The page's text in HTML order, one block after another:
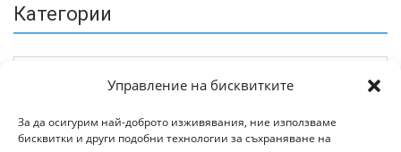
Управление на бисквитките
За да осигурим най-доброто изживявания, ние използваме
бисквитки и други подобни технологии за съхраняване на
Категории
Архив